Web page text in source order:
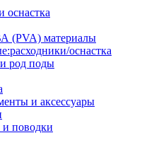
оснастка
(PVA) материалы
оснастка
род поды
и аксессуары
поводки